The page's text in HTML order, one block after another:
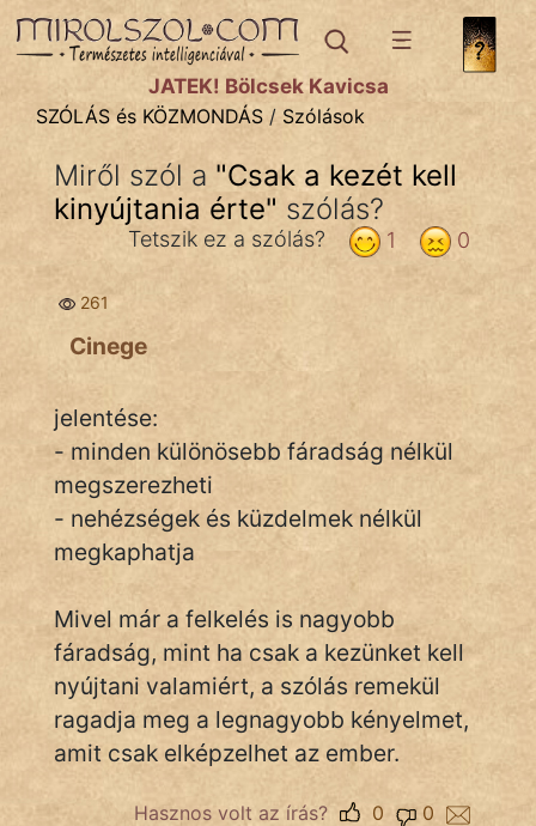
SZÓLÁS ÉS KÖZMONDÁStémák:
Bibliai
Közmondások
Szállóigék
Szóláscsoportok
Szólások
Tréfás
IRODALOM
SZÓLÁS
KÖZMONDÁS
JÁTÉK! Bölcsek Kavicsa
SZÓLÁS és KÖZMONDÁS / Szólások
Miről szól a "Csak a kezét kell
kinyújtania érte" szólás?
0
1
Tetszik ez a szólás?
261
Cinege
jelentése:
- minden különösebb fáradság nélkül
megszerezheti
- nehézségek és küzdelmek nélkül
megkaphatja
Mivel már a felkelés is nagyobb
fáradság, mint ha csak a kezünket kell
nyújtani valamiért, a szólás remekül
ragadja meg a legnagyobb kényelmet,
amit csak elképzelhet az ember.
Hasznos volt az írás? 0
0